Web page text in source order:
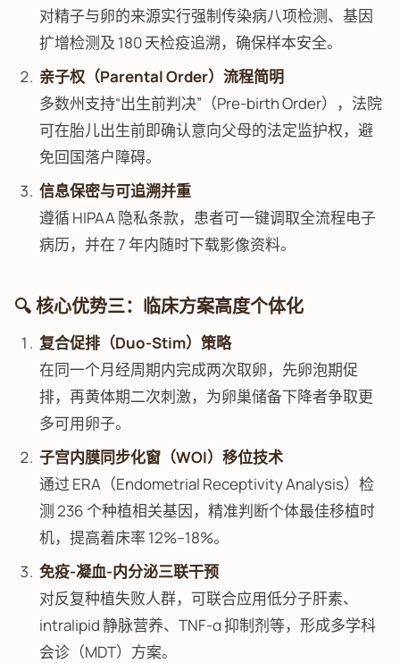
对精子与卵的来源实行强制传染病八项检测、基因
扩增检测及 180 天检疫追溯，确保样本安全。
亲子权（Parental Order）流程简明
多数州支持“出生前判决”（Pre-birth Order），法院
可在胎儿出生前即确认意向父母的法定监护权，避
免回国落户障碍。
信息保密与可追溯并重
遵循 HIPAA 隐私条款，患者可一键调取全流程电子
病历，并在 7 年内随时下载影像资料。
🔍 核心优势三：临床方案高度个体化
复合促排（Duo-Stim）策略
在同一个月经周期内完成两次取卵，先卵泡期促
排，再黄体期二次刺激，为卵巢储备下降者争取更
多可用卵子。
子宫内膜同步化窗（WOI）移位技术
通过 ERA（Endometrial Receptivity Analysis）检
测 236 个种植相关基因，精准判断个体最佳移植时
机，提高着床率 12%–18%。
免疫-凝血-内分泌三联干预
对反复种植失败人群，可联合应用低分子肝素、
intralipid 静脉营养、TNF-α 抑制剂等，形成多学科
会诊（MDT）方案。